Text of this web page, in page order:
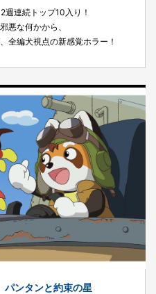
週連続トップ10入り！
悪な何かから、
全編犬視点の新感覚ホラー！
ンタンと約束の星